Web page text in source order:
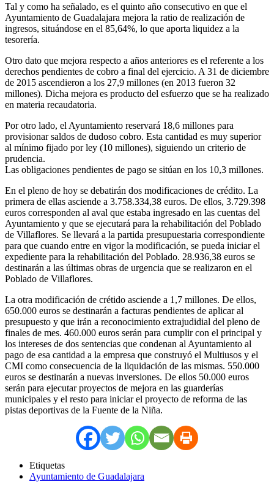
Tal y como ha señalado, es el quinto año consecutivo en que el
Ayuntamiento de Guadalajara mejora la ratio de realización de
ingresos, situándose en el 85,64%, lo que aporta liquidez a la
tesorería.
Otro dato que mejora respecto a años anteriores es el referente a los
derechos pendientes de cobro a final del ejercicio. A 31 de diciembre
de 2015 ascendieron a los 27,9 millones (en 2013 fueron 32
millones). Dicha mejora es producto del esfuerzo que se ha realizado
en materia recaudatoria.
Por otro lado, el Ayuntamiento reservará 18,6 millones para
provisionar saldos de dudoso cobro. Esta cantidad es muy superior
al mínimo fijado por ley (10 millones), siguiendo un criterio de
prudencia.
Las obligaciones pendientes de pago se sitúan en los 10,3 millones.
En el pleno de hoy se debatirán dos modificaciones de crédito. La
primera de ellas asciende a 3.758.334,38 euros. De ellos, 3.729.398
euros corresponden al aval que estaba ingresado en las cuentas del
Ayuntamiento y que se ejecutará para la rehabilitación del Poblado
de Villaflores. Se llevará a la partida presupuestaria correspondiente
para que cuando entre en vigor la modificación, se pueda iniciar el
expediente para la rehabilitación del Poblado. 28.936,38 euros se
destinarán a las últimas obras de urgencia que se realizaron en el
Poblado de Villaflores.
La otra modificación de crétido asciende a 1,7 millones. De ellos,
650.000 euros se destinarán a facturas pendientes de aplicar al
presupuesto y que irán a reconocimiento extrajudidial del pleno de
finales de mes. 460.000 euros serán para cumplir con el principal y
los intereses de dos sentencias que condenan al Ayuntamiento al
pago de esa cantidad a la empresa que construyó el Multiusos y el
CMI como consecuencia de la liquidación de las mismas. 550.000
euros se destinarán a nuevas inversiones. De ellos 50.000 euros
serán para ejecutar proyectos de mejora en las guarderías
municipales y el resto para iniciar el proyecto de reforma de las
pistas deportivas de la Fuente de la Niña.
Etiquetas
Ayuntamiento de Guadalajara